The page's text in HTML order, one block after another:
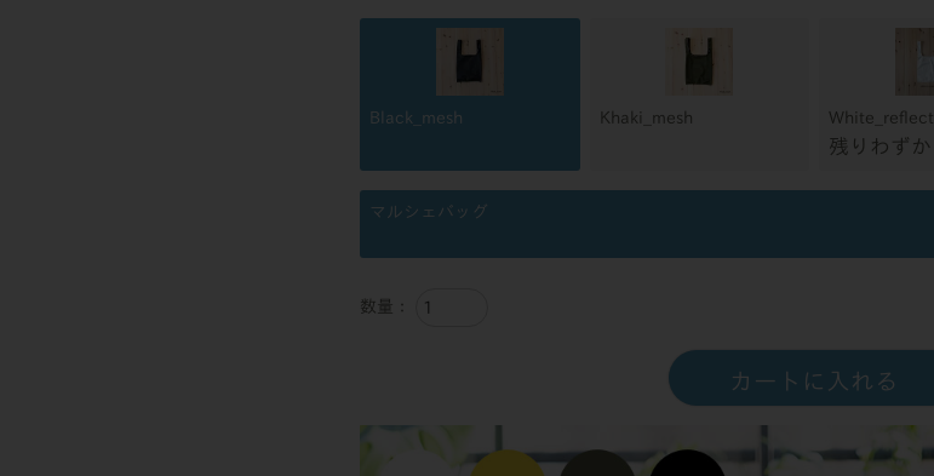
Black_mesh Khaki_mesh White_reflect
残りわずか
マルシェバッグ
カートに入れる